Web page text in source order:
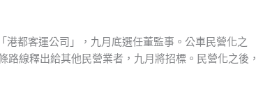
都客運公司」，九月底選任董監事。公車民營化之
線釋出給其他民營業者，九月將招標。民營化之後，